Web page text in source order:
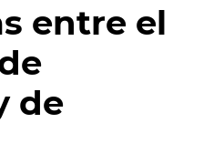
entre el
de